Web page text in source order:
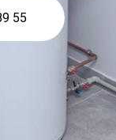
55